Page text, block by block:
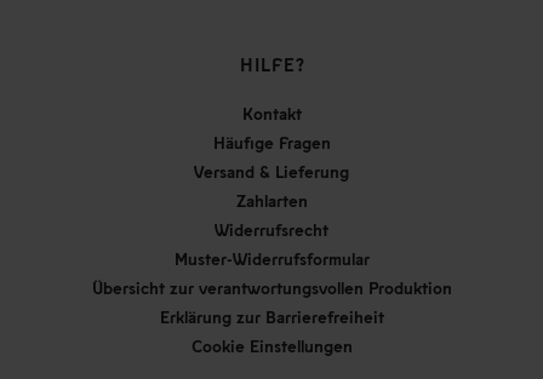
HILFE?
Kontakt
Häufige Fragen
Versand & Lieferung
Zahlarten
Widerrufsrecht
Muster-Widerrufsformular
Übersicht zur verantwortungsvollen Produktion
Erklärung zur Barrierefreiheit
Cookie Einstellungen